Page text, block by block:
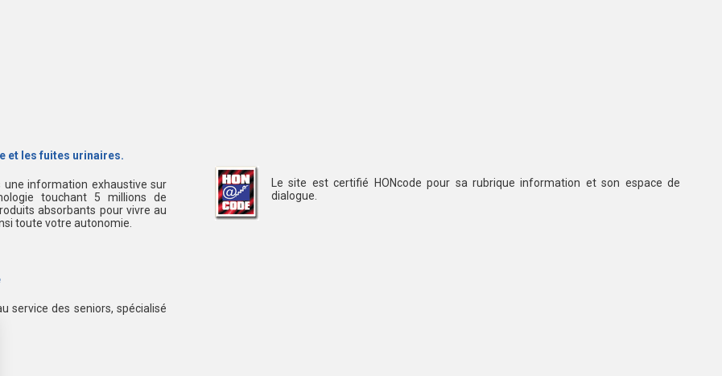
et les fuites urinaires.
une information exhaustive sur
touchant 5 millions de
absorbants pour vivre au
toute votre autonomie.
Le site est certifié HONcode pour sa rubrique information et son espace de
dialogue.
service des seniors, spécialisé